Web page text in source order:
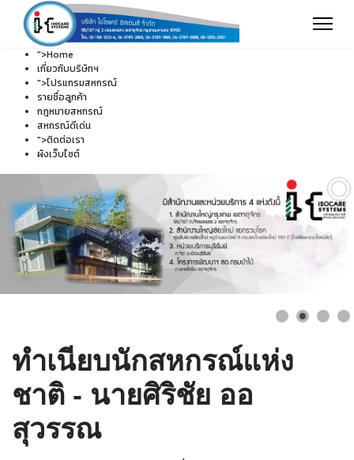
">Home
เกี่ยวกับบริษัทฯ
">โปรแกรมสหกรณ์
รายชื่อลูกค้า
กฎหมายสหกรณ์
สหกรณ์ดีเด่น
">ติดต่อเรา
ผังเว็บไซต์
ทำเนียบนักสหกรณ์แห่ง
ชาติ - นายศิริชัย ออ
สุวรรณ